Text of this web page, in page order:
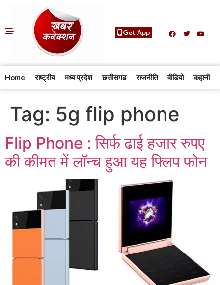
Get App
Home राष्ट्रीय मध्य प्रदेश छत्तीसगढ राजनीति वीडियो कहानी
Tag: 5g flip phone
Flip Phone : सिर्फ ढाई हजार रुपए
की कीमत में लॉन्च हुआ यह फ्लिप फोन